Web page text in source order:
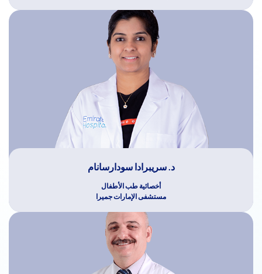
د. سريبرادا سودارسانام
أخصائية طب الأطفال
مستشفى الإمارات جميرا